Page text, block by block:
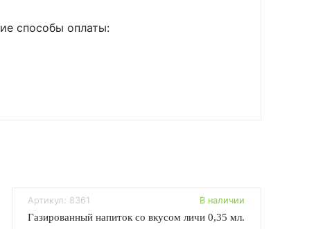
способы оплаты:
Артикул: 8361 В наличии
Газированный напиток со вкусом личи 0,35 мл.